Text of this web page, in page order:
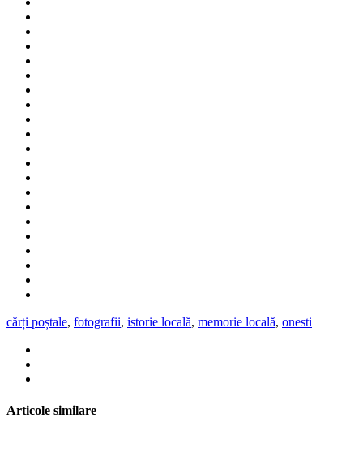
cărți poștale, fotografii, istorie locală, memorie locală, onesti
Articole similare